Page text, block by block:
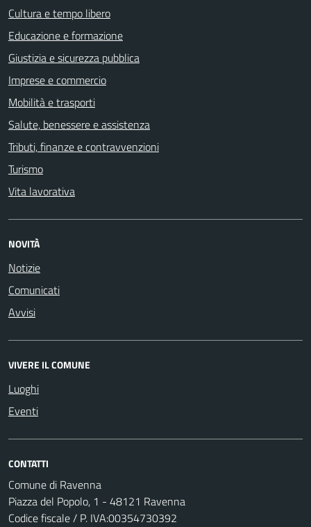
Cultura e tempo libero
Educazione e formazione
Giustizia e sicurezza pubblica
Imprese e commercio
Mobilità e trasporti
Salute, benessere e assistenza
Tributi, finanze e contravvenzioni
Turismo
Vita lavorativa
NOVITÀ
Notizie
Comunicati
Avvisi
VIVERE IL COMUNE
Luoghi
Eventi
CONTATTI
Comune di Ravenna
Piazza del Popolo, 1 - 48121 Ravenna
Codice fiscale / P. IVA:00354730392